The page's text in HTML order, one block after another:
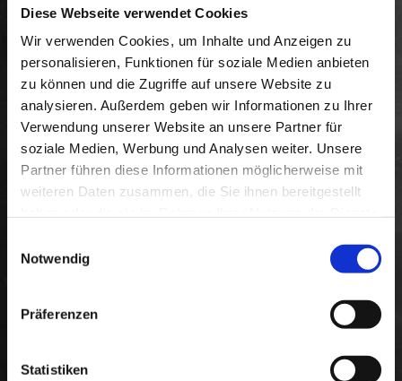
Diese Webseite verwendet Cookies
Wir verwenden Cookies, um Inhalte und Anzeigen zu
personalisieren, Funktionen für soziale Medien anbieten
zu können und die Zugriffe auf unsere Website zu
analysieren. Außerdem geben wir Informationen zu Ihrer
Verwendung unserer Website an unsere Partner für
soziale Medien, Werbung und Analysen weiter. Unsere
Partner führen diese Informationen möglicherweise mit
weiteren Daten zusammen, die Sie ihnen bereitgestellt
Präferenz:
Notwendig
Präferenzen
Statistiken